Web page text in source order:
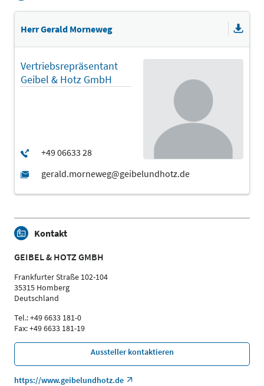
Herr Gerald Morneweg
Vertriebsrepräsentant
Geibel & Hotz GmbH
Kontakt
GEIBEL & HOTZ GMBH
Frankfurter Straße 102-104
35315 Homberg
Deutschland
Tel.: +49 6633 181-0
Fax: +49 6633 181-19
Aussteller kontaktieren
https://www.geibelundhotz.de